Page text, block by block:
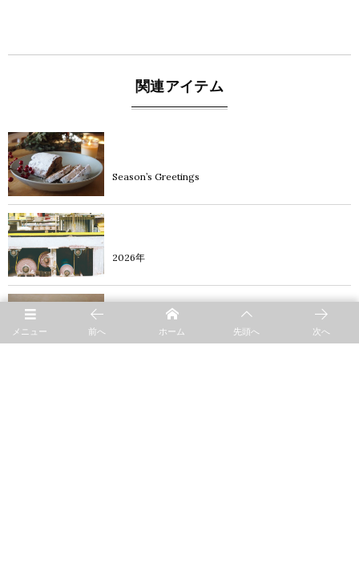
関連アイテム
Season’s Greetings
2026年
器のお手入れ 【乾燥】
メニュー 前へ ホーム 先頭へ 次へ